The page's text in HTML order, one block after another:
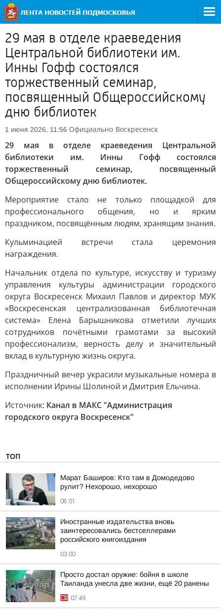
29 мая в отделе краеведения
Центральной библиотеки им.
Инны Гофф состоялся
торжественный семинар,
посвященный Общероссийскому
дню библиотек
1 июня 2026, 11:56 Официально Воскресенск
29 мая в отделе краеведения Центральной
библиотеки им. Инны Гофф состоялся
торжественный семинар, посвященный
Общероссийскому дню библиотек.
Мероприятие стало не только площадкой для
профессионального общения, но и ярким
праздником, посвящённым людям, хранящим знания.
Кульминацией встречи стала церемония
награждения.
Начальник отдела по культуре, искусству и туризму
управления культуры администрации городского
округа Воскресенск Михаил Павлов и директор МУК
«Воскресенская централизованная библиотечная
система» Елена Барышникова отметили лучших
сотрудников почётными грамотами за высокий
профессионализм, верность делу и значительный
вклад в культурную жизнь округа.
Праздничный вечер украсили музыкальные номера в
исполнении Ирины Шолиной и Дмитрия Ельчина.
Источник: Канал в МАКС "Администрация
городского округа Воскресенск"
ТОП
Марат Баширов: Кто там в Домодедово
рулит? Нехорошо, нехорошо
08:01
Иностранные издательства вновь
заинтересовались бестселлерами
российского книгоиздания
03:00
Просто достал оружие: бойня в школе
Таиланда унесла две жизни, ещё 20 ранены
07:49